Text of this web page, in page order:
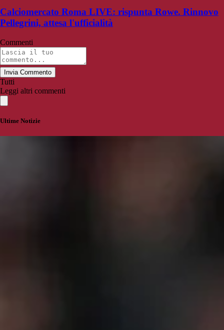
Calciomercato Roma LIVE: rispunta Rowe. Rinnovo
Pellegrini, attesa l'ufficialità
Commenti
Invia Commento
Tutti
Leggi altri commenti
Ultime Notizie